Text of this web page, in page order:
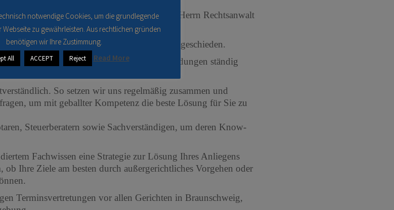
von Frau Rechtsanwältin Bianca Röhle, Herrn Rechtsanwalt
Henrik Schüddig.
2016 aus der operativen Anwaltstätigkeit ausgeschieden.
Erfahrung und aktualisieren durch Fortbildungen ständig
Vertretung Ihrer Interessen.
So setzen wir uns regelmäßig zusammen und
um mit geballter Kompetenz die beste Lösung für Sie zu
Steuerberatern sowie Sachverständigen, um deren Know-
Fachwissen eine Strategie zur Lösung Ihres Anliegens
ob Ihre Ziele am besten durch außergerichtliches Vorgehen oder
Terminsvertretungen vor allen Gerichten in Braunschweig,
notwendige Cookies, um die grundlegende
zu gewährleisten. Aus rechtlichen gründen
benötigen wir Ihre Zustimmung.
All ACCEPT Reject Read More